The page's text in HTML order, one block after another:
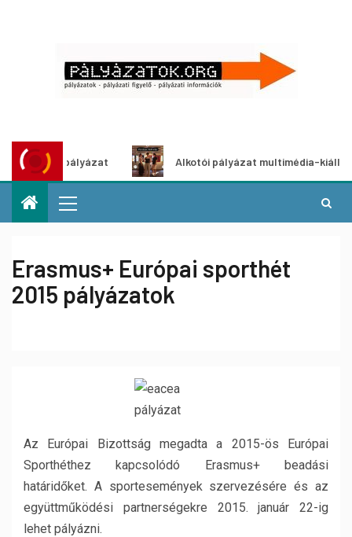
ötletpályázat Alkotói pályázat multimédia-kiállításhoz
Erasmus+ Európai sporthét
2015 pályázatok
Az Európai Bizottság megadta a 2015-ös Európai
Sporthéthez kapcsolódó Erasmus+ beadási
határidőket. A sportesemények szervezésére és az
együttműködési partnerségekre 2015. január 22-ig
lehet pályázni.